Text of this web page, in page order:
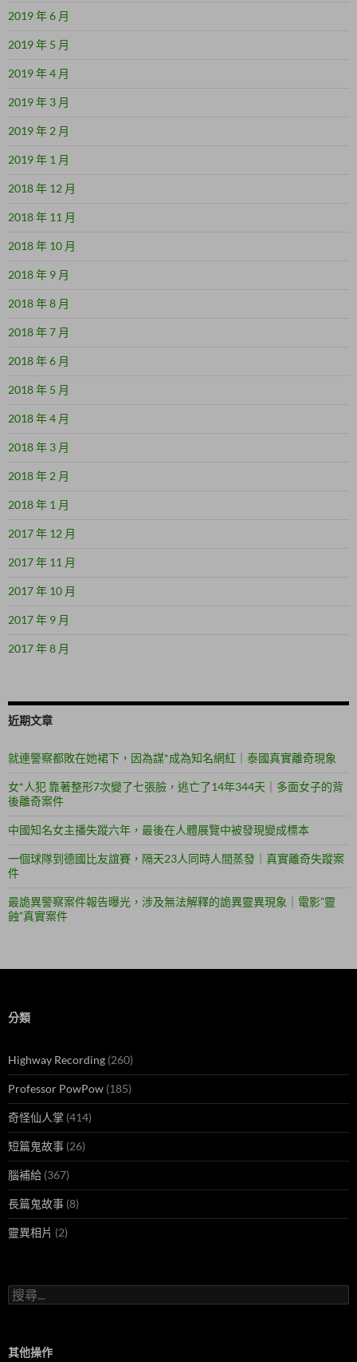
2019 年 6 月
2019 年 5 月
2019 年 4 月
2019 年 3 月
2019 年 2 月
2019 年 1 月
2018 年 12 月
2018 年 11 月
2018 年 10 月
2018 年 9 月
2018 年 8 月
2018 年 7 月
2018 年 6 月
2018 年 5 月
2018 年 4 月
2018 年 3 月
2018 年 2 月
2018 年 1 月
2017 年 12 月
2017 年 11 月
2017 年 10 月
2017 年 9 月
2017 年 8 月
近期文章
就連警察都敗在她裙下，因為謀*成為知名網紅｜泰國真實離奇現象
女*人犯 靠著整形7次變了七張臉，逃亡了14年344天｜多面女子的背
後離奇案件
中國知名女主播失蹤六年，最後在人體展覽中被發現變成標本
一個球隊到德國比友誼賽，隔天23人同時人間蒸發｜真實離奇失蹤案
件
最詭異警察案件報告曝光，涉及無法解釋的詭異靈異現象｜電影”靈
蝕”真實案件
分類
Highway Recording (260)
Professor PowPow (185)
奇怪仙人掌 (414)
短篇鬼故事 (26)
腦補給 (367)
長篇鬼故事 (8)
靈異相片 (2)
搜
尋
字:
其他操作